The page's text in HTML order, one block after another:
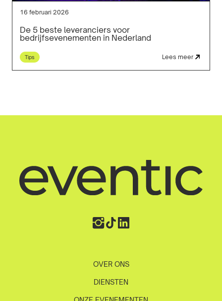
16 februari 2026
De 5 beste leveranciers voor
bedrijfsevenementen in Nederland
Tips Lees meer
OVER ONS
DIENSTEN